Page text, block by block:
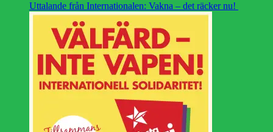
Uttalande från Internationalen: Vakna – det räcker nu!